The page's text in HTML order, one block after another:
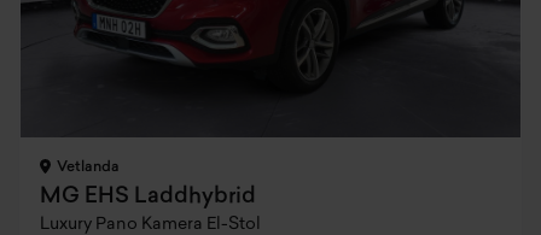
Vetlanda
MG EHS Laddhybrid
Luxury Pano Kamera El-Stol